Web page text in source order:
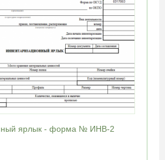
ярлык - форма № ИНВ-2